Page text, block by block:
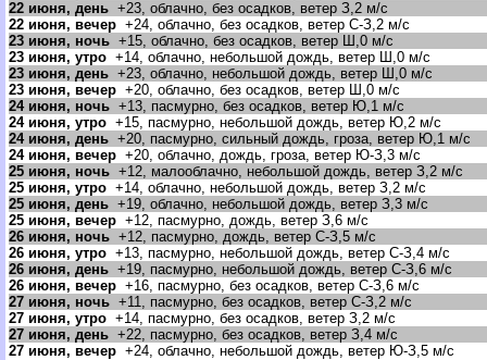
22 июня, день +23, облачно, без осадков, ветер З,2 м/с
22 июня, вечер +24, облачно, без осадков, ветер С-З,2 м/с
23 июня, ночь +15, облачно, без осадков, ветер Ш,0 м/с
23 июня, утро +14, облачно, небольшой дождь, ветер Ш,0 м/с
23 июня, день +23, облачно, небольшой дождь, ветер Ш,0 м/с
23 июня, вечер +20, облачно, без осадков, ветер Ш,0 м/с
24 июня, ночь +13, пасмурно, без осадков, ветер Ю,1 м/с
24 июня, утро +15, пасмурно, небольшой дождь, ветер Ю,2 м/с
24 июня, день +20, пасмурно, сильный дождь, гроза, ветер Ю,1 м/с
24 июня, вечер +20, облачно, дождь, гроза, ветер Ю-З,3 м/с
25 июня, ночь +12, малооблачно, небольшой дождь, ветер З,2 м/с
25 июня, утро +14, облачно, небольшой дождь, ветер З,2 м/с
25 июня, день +19, облачно, небольшой дождь, ветер З,3 м/с
25 июня, вечер +12, пасмурно, дождь, ветер З,6 м/с
26 июня, ночь +12, пасмурно, дождь, ветер С-З,5 м/с
26 июня, утро +13, пасмурно, небольшой дождь, ветер С-З,4 м/с
26 июня, день +19, пасмурно, небольшой дождь, ветер С-З,6 м/с
26 июня, вечер +16, пасмурно, без осадков, ветер С-З,6 м/с
27 июня, ночь +11, пасмурно, без осадков, ветер С-З,2 м/с
27 июня, утро +14, пасмурно, без осадков, ветер З,2 м/с
27 июня, день +22, пасмурно, без осадков, ветер З,4 м/с
27 июня, вечер +24, облачно, небольшой дождь, ветер Ю-З,5 м/с